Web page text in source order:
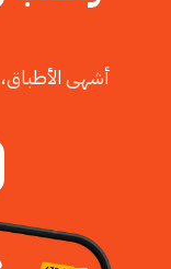
أشهى